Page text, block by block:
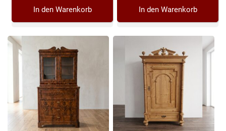
In den Warenkorb In den Warenkorb